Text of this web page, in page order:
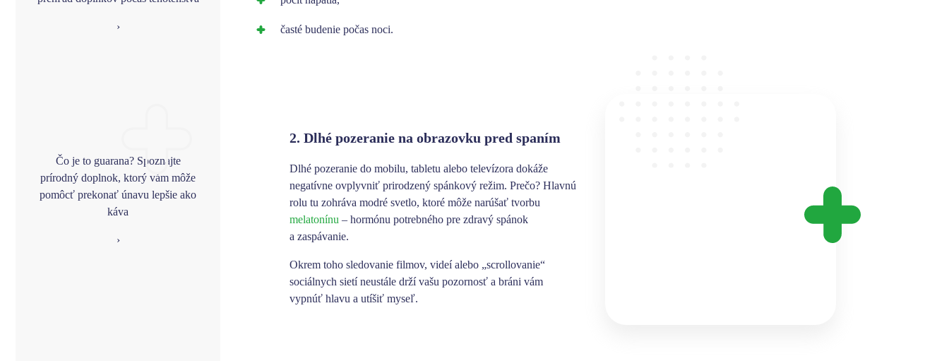
časté budenie počas noci.
2. Dlhé pozeranie na obrazovku pred spaním
Dlhé pozeranie do mobilu, tabletu alebo televízora dokáže
negatívne ovplyvniť prirodzený spánkový režim. Prečo? Hlavnú
rolu tu zohráva modré svetlo, ktoré môže narúšať tvorbu
melatonínu – hormónu potrebného pre zdravý spánok
a zaspávanie.
Okrem toho sledovanie filmov, videí alebo „scrollovanie“
sociálnych sietíneustále drží vašu pozornosť a bráni vám
vypnúť hlavu a utíšiť myseľ.
›
Čo je to guarana? Spoznajte
prírodný doplnok, ktorý vám môže
pomôcť prekonať únavu lepšie ako
káva
›